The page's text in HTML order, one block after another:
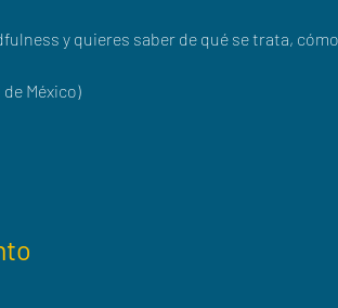
y quieres saber de qué se trata,
México)